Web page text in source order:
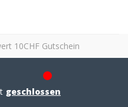
10CHF Gutschein
geschlossen